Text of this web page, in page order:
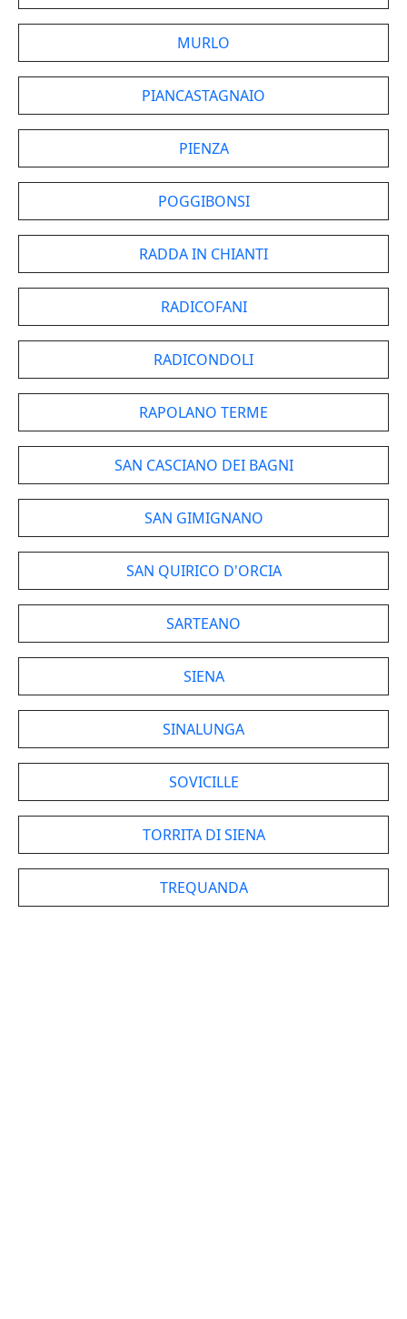
MURLO
PIANCASTAGNAIO
PIENZA
POGGIBONSI
RADDA IN CHIANTI
RADICOFANI
RADICONDOLI
RAPOLANO TERME
SAN CASCIANO DEI BAGNI
SAN GIMIGNANO
SAN QUIRICO D'ORCIA
SARTEANO
SIENA
SINALUNGA
SOVICILLE
TORRITA DI SIENA
TREQUANDA